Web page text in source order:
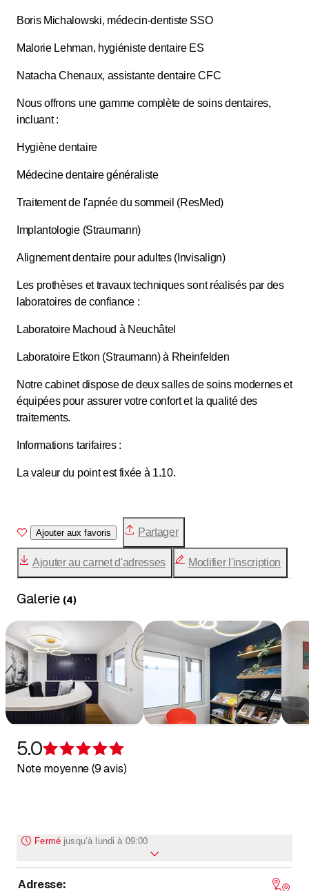
Boris Michalowski, médecin-dentiste SSO
Malorie Lehman, hygiéniste dentaire ES
Natacha Chenaux, assistante dentaire CFC
Nous offrons une gamme complète de soins dentaires,
incluant :
Hygiène dentaire
Médecine dentaire généraliste
Traitement de l'apnée du sommeil (ResMed)
Implantologie (Straumann)
Alignement dentaire pour adultes (Invisalign)
Les prothèses et travaux techniques sont réalisés par des
laboratoires de confiance :
Laboratoire Machoud à Neuchâtel
Laboratoire Etkon (Straumann) à Rheinfelden
Notre cabinet dispose de deux salles de soins modernes et
équipées pour assurer votre confort et la qualité des
traitements.
Informations tarifaires :
La valeur du point est fixée à 1.10.
Ajouter aux favoris Partager
Ajouter au carnet d'adresses Modifier l'inscription
Galerie (4)
5.0
Note moyenne (9 avis)
Fermé jusqu’à lundi à 09:00
Lundi jusqu’à
00
Adresse: